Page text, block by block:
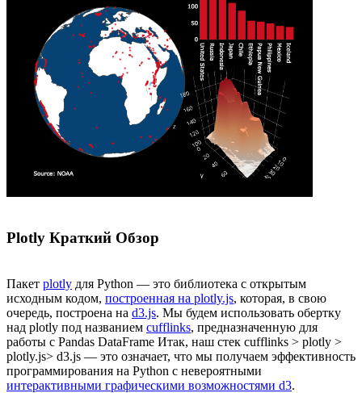
Plotly Краткий Обзор
Пакет plotly для Python — это библиотека с открытым
исходным кодом, построенная на plotly.js, которая, в свою
очередь, построена на d3.js. Мы будем использовать обертку
над plotly под названием cufflinks, предназначенную для
работы с Pandas DataFrame Итак, наш стек cufflinks > plotly >
plotly.js> d3.js — это означает, что мы получаем эффективность
программирования на Python с невероятными
интерактивными графическими возможностями d3.